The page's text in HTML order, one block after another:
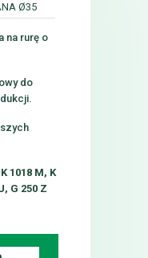
Ø35
na rurę o
do
1018 M, K
G 250 Z